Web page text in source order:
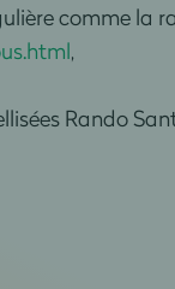
comme la
,
Rando